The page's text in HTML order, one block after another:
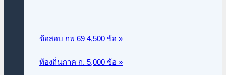
ข้อสอบ กพ 69 4,500 ข้อ »
ท้องถิ่นภาค ก. 5,000 ข้อ »